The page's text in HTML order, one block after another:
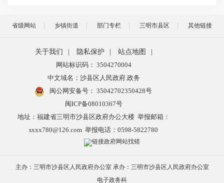
省级网站 乡镇街道 部门专栏 三明市县区 其他链接
关于我们 隐私保护 站点地图
网站标识码： 3504270004
中文域名：沙县区人民政府.政务
闽公网安备号： 35042702350428号
闽ICP备08010367号
地址：福建省三明市沙县区政府办公大楼 举报邮箱：
sxxx780@126.com 举报电话：0598-5822780
主办：三明市沙县区人民政府办公室 承办：三明市沙县区人民政府办公室
电子政务科